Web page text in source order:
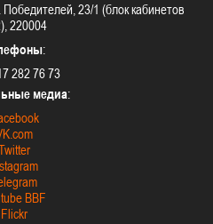
23/1 (блок кабинетов
220004
:
282 76 73
медиа:
BBF
Flickr